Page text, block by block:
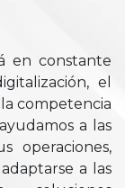
en constante
el
competencia
a las
operaciones,
a las